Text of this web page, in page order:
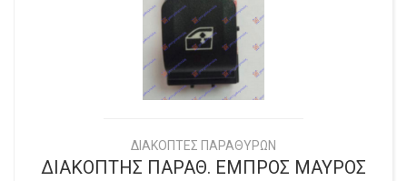
ΔΙΑΚΟΠΤΕΣ ΠΑΡΑΘΥΡΩΝ
ΔΙΑΚΟΠΤΗΣ ΠΑΡΑΘ. ΕΜΠΡΟΣ ΜΑΥΡΟΣ